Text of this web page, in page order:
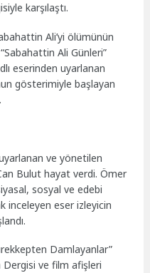
karşılaştı.
Ali’yi ölümünün
Ali Günleri”
eserinden uyarlanan
gösterimiyle başlayan
ve yönetilen
Bulut hayat verdi. Ömer
sosyal ve edebi
inceleyen eser izleyicin
Damlayanlar”
Dergisi ve film afişleri